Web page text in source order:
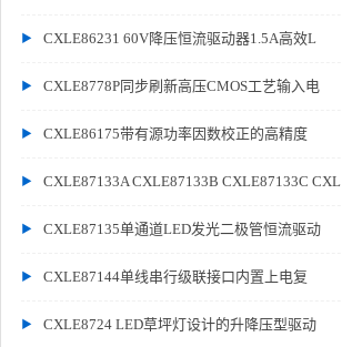
CXLE86231 60V降压恒流驱动器1.5A高效L
CXLE8778P同步刷新高压CMOS工艺输入电
CXLE86175带有源功率因数校正的高精度
CXLE87133A CXLE87133B CXLE87133C CXL
CXLE87135单通道LED发光二极管恒流驱动
CXLE87144单线串行级联接口内置上电复
CXLE8724 LED草坪灯设计的升降压型驱动